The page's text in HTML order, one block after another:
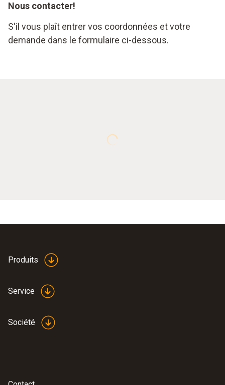
Nous contacter!
S'il vous plaît entrer vos coordonnées et votre
demande dans le formulaire ci-dessous.
Produits
Service
Société